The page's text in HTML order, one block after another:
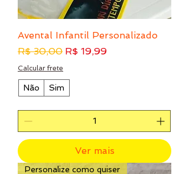
Avental Infantil Personalizado
Preço normal
R$ 30,00 Preço promocional
R$ 19,99
Calcular frete
Não Sim
Ver mais
Personalize como quiser